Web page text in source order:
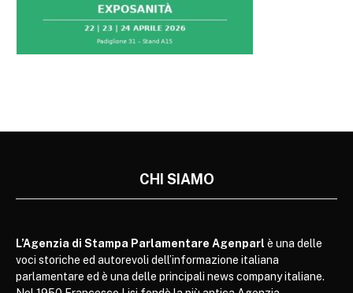
CHI SIAMO
L’Agenzia di Stampa Parlamentare Agenparl è una delle
voci storiche ed autorevoli dell’informazione italiana
parlamentare ed è una delle principali news company italiane.